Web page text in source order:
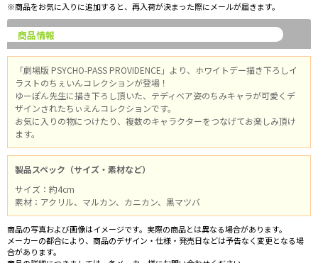
※商品をお気に入りに追加すると、再入荷が決まった際にメールが届きます。
商品情報
「劇場版 PSYCHO-PASS PROVIDENCE」より、ホワイトデー描き下ろしイ
ラストのちぇいんコレクションが登場！
ゆーぽん先生に描き下ろし頂いた、テディベア姿のちみキャラが可愛くデ
ザインされたちぃえんコレクションです。
お気に入りの物につけたり、複数のキャラクターをつなげてお楽しみ頂け
ます。
製品スペック（サイズ・素材など）
サイズ：約4cm
素材：アクリル、マルカン、カニカン、黒マツバ
商品の写真および画像はイメージです。実際の商品とは異なる場合があります。
メーカーの都合により、商品のデザイン・仕様・発売日などは予告なく変更となる場
合があります。